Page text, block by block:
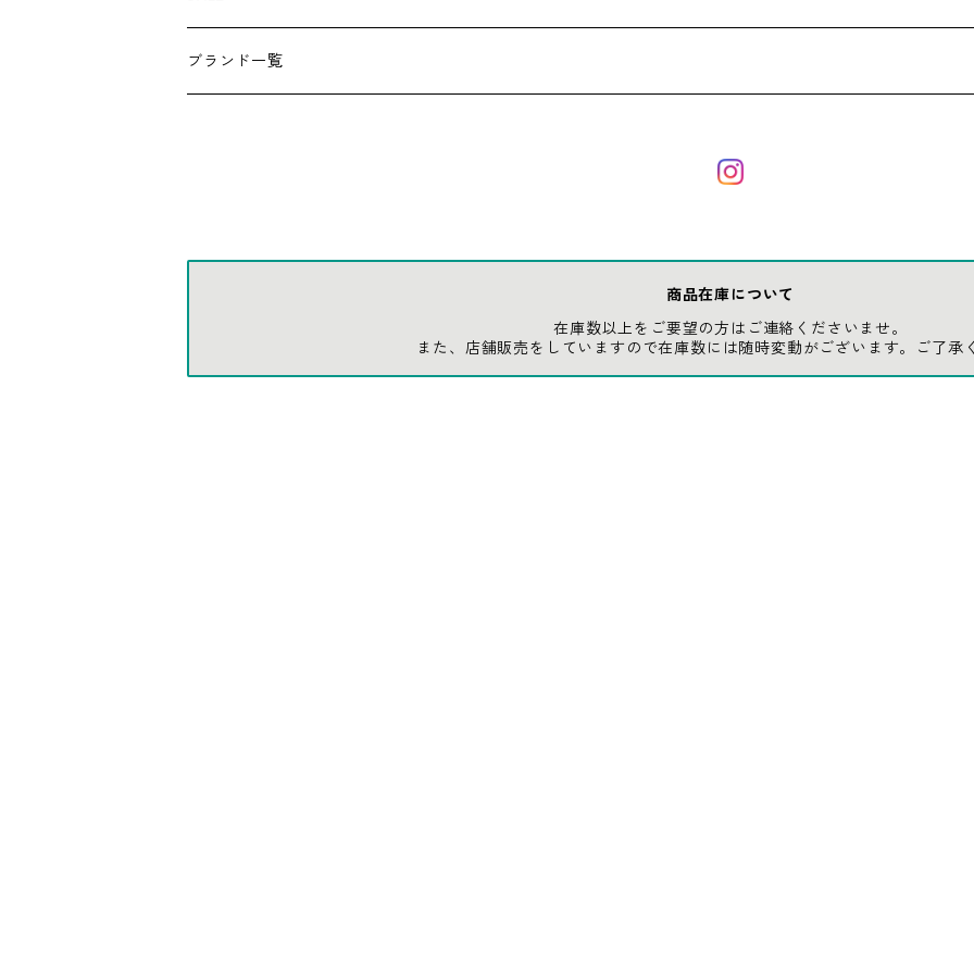
アンダーウェア
グローブ
エアーフレッシュナー
ブランド一覧
BEHRENS
商品在庫について
在庫数以上をご要望の方はご連絡くださいませ。
また、店舗販売をしていますので在庫数には随時変動がございます。ご了承